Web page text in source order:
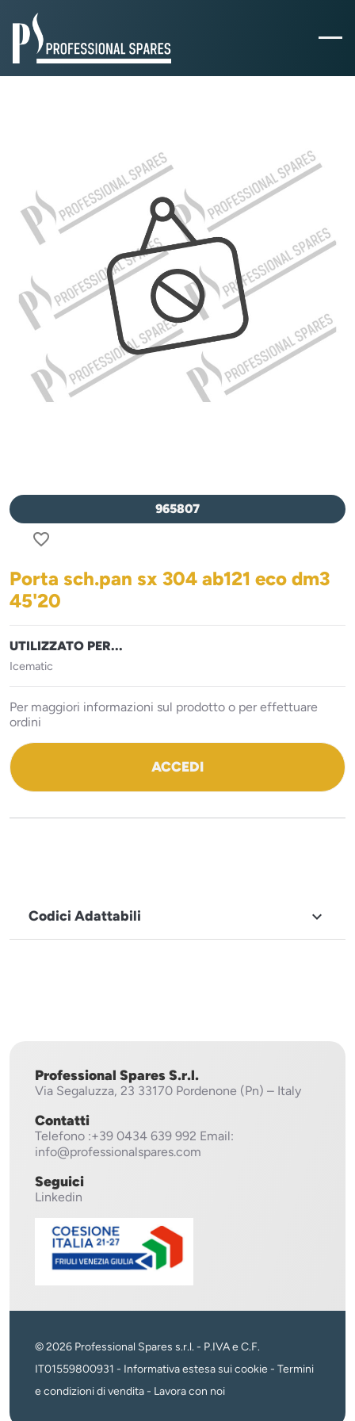
965807
favorite_border
Porta sch.pan sx 304 ab121 eco dm3
45'20
UTILIZZATO PER...
Icematic
Per maggiori informazioni sul prodotto o per effettuare
ordini
ACCEDI
Codici Adattabili 
Professional Spares S.r.l.
Via Segaluzza, 23 33170 Pordenone (Pn) – Italy
Contatti
Telefono :+39 0434 639 992 Email:
info@professionalspares.com
Seguici
Linkedin
© 2026 Professional Spares s.r.l. - P.IVA e C.F.
IT01559800931 - Informativa estesa sui cookie - Termini
e condizioni di vendita- Lavora con noi